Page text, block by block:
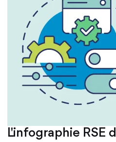
L'infographie RSE